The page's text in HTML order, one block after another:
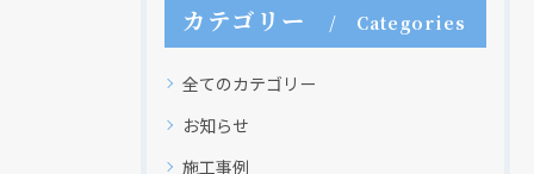
カテゴリー Categories
全てのカテゴリー
お知らせ
施工事例